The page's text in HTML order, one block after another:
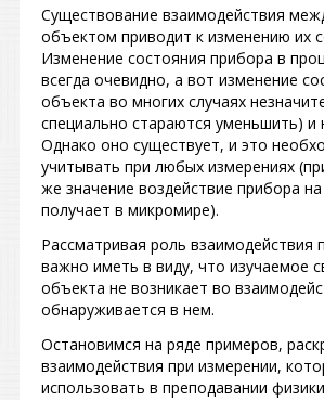
Существование взаимодействия
объектом приводит к изменению их
Изменение состояния прибора в
всегда очевидно, а вот изменение
объекта во многих случаях
специально стараются уменьшить) и
Однако оно существует, и это
учитывать при любых измерениях
же значение воздействие прибора
получает в микромире).
Рассматривая роль взаимодействия
важно иметь в виду, что изучаемое
объекта не возникает во
обнаруживается в нем.
Остановимся на ряде примеров,
взаимодействия при измерении,
использовать в преподавании